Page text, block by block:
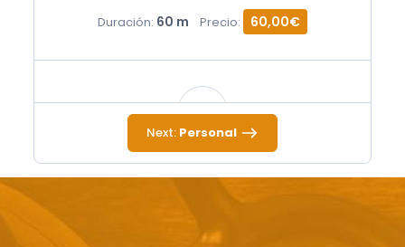
Duración: 60 m Precio: 60,00€
Acupuntura
Precio:
Next: Personal